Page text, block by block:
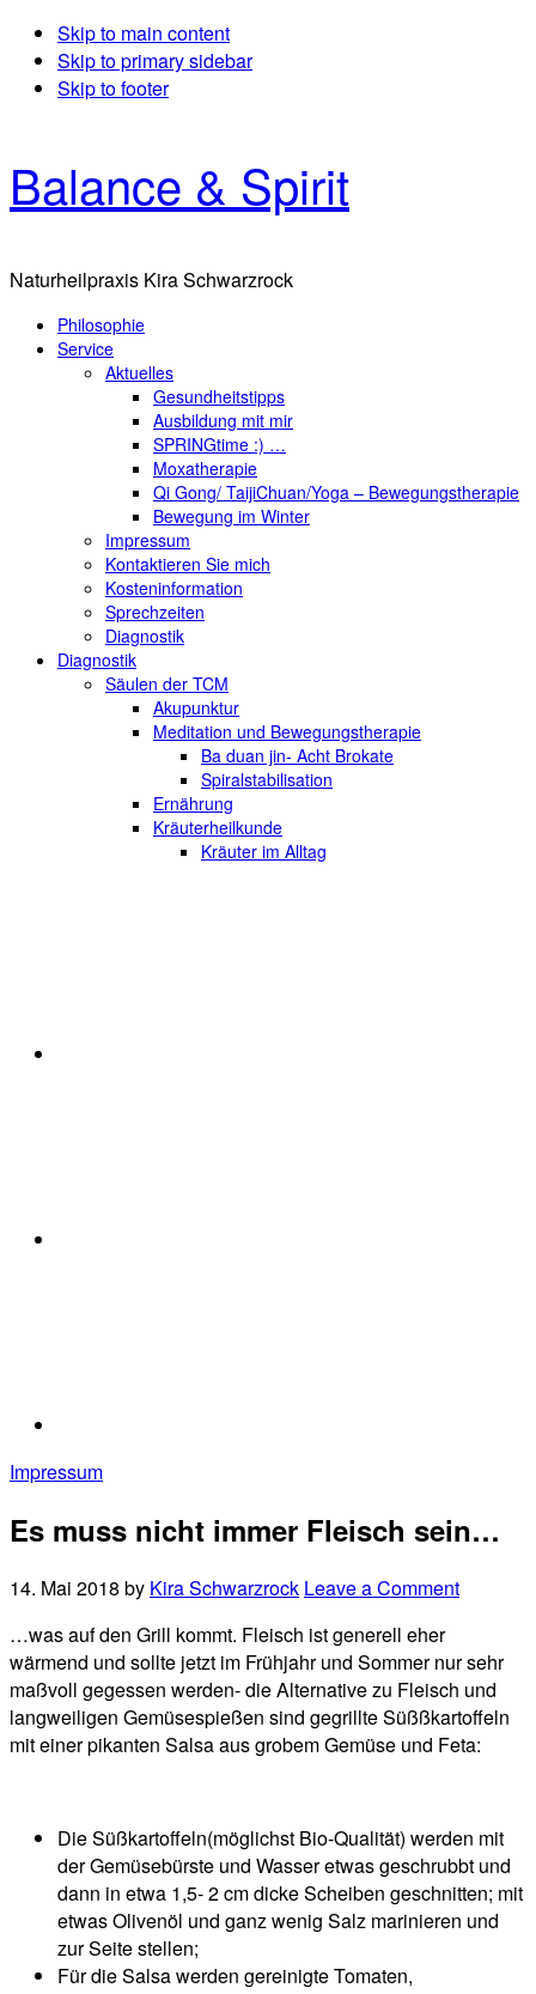
Skip to main content
Skip to primary sidebar
Skip to footer
Balance & Spirit
Naturheilpraxis Kira Schwarzrock
Philosophie
Service
Aktuelles
Gesundheitstipps
Ausbildung mit mir
SPRINGtime :) …
Moxatherapie
Qi Gong/ TaijiChuan/Yoga – Bewegungstherapie
Bewegung im Winter
Impressum
Kontaktieren Sie mich
Kosteninformation
Sprechzeiten
Diagnostik
Diagnostik
Säulen der TCM
Akupunktur
Meditation und Bewegungstherapie
Ba duan jin- Acht Brokate
Spiralstabilisation
Ernährung
Kräuterheilkunde
Kräuter im Alltag
Impressum
Es muss nicht immer Fleisch sein…
14. Mai 2018 by Kira Schwarzrock Leave a Comment
…was auf den Grill kommt. Fleisch ist generell eher
wärmend und sollte jetzt im Frühjahr und Sommer nur sehr
maßvoll gegessen werden- die Alternative zu Fleisch und
langweiligen Gemüsespießen sind gegrillte Süßßkartoffeln
mit einer pikanten Salsa aus grobem Gemüse und Feta:
Die Süßkartoffeln(möglichst Bio-Qualität) werden mit
der Gemüsebürste und Wasser etwas geschrubbt und
dann in etwa 1,5- 2 cm dicke Scheiben geschnitten; mit
etwas Olivenöl und ganz wenig Salz marinieren und
zur Seite stellen;
Für die Salsa werden gereinigte Tomaten,